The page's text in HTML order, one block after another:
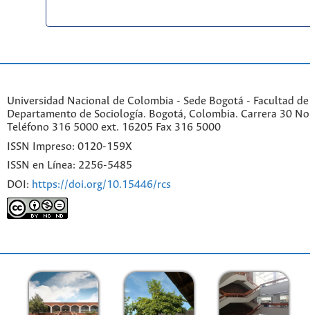
Universidad Nacional de Colombia - Sede Bogotá - Facultad
Departamento de Sociología. Bogotá, Colombia. Carrera 30
Teléfono 316 5000 ext. 16205 Fax 316 5000
ISSN Impreso: 0120-159X
ISSN en Línea: 2256-5485
DOI: https://doi.org/10.15446/rcs